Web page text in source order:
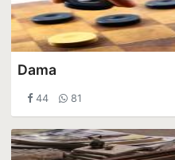
Dama
44 81